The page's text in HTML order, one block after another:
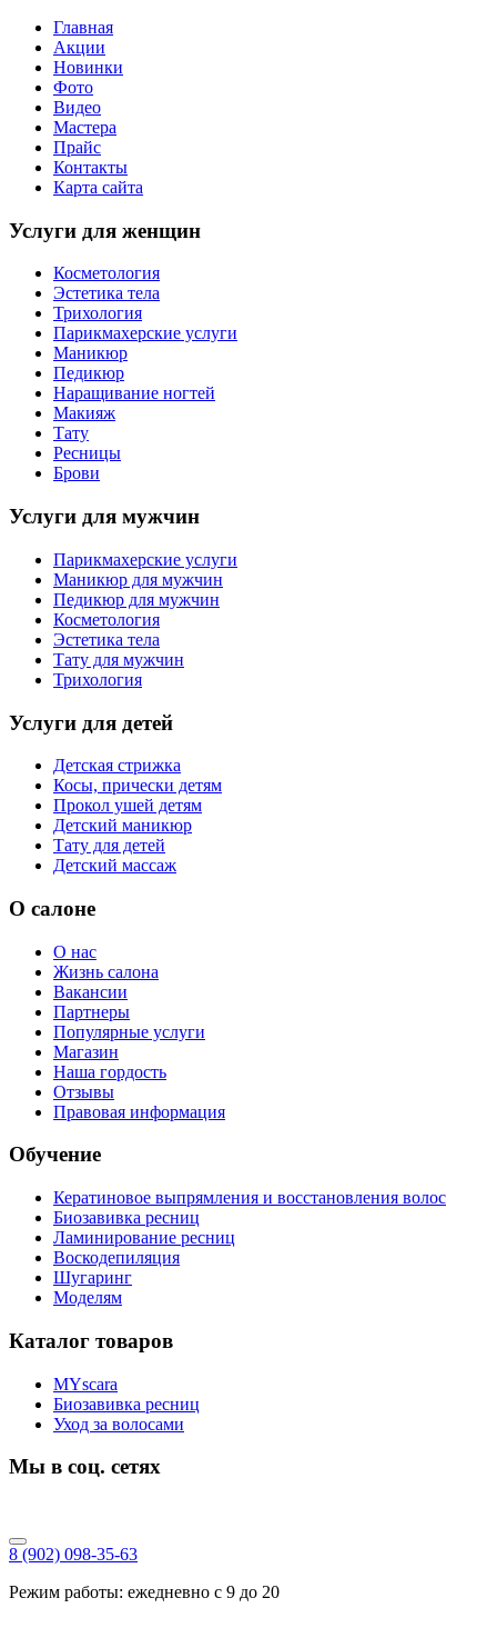
Главная
Акции
Новинки
Фото
Видео
Мастера
Прайс
Контакты
Карта сайта
Услуги для женщин
Косметология
Эстетика тела
Трихология
Парикмахерские услуги
Маникюр
Педикюр
Наращивание ногтей
Макияж
Тату
Ресницы
Брови
Услуги для мужчин
Парикмахерские услуги
Маникюр для мужчин
Педикюр для мужчин
Косметология
Эстетика тела
Тату для мужчин
Трихология
Услуги для детей
Детская стрижка
Косы, прически детям
Прокол ушей детям
Детский маникюр
Тату для детей
Детский массаж
О салоне
О нас
Жизнь салона
Вакансии
Партнеры
Популярные услуги
Магазин
Наша гордость
Отзывы
Правовая информация
Обучение
Кератиновое выпрямления и восстановления волос
Биозавивка ресниц
Ламинирование ресниц
Воскодепиляция
Шугаринг
Моделям
Каталог товаров
MYscara
Биозавивка ресниц
Уход за волосами
Мы в соц. сетях
8 (902) 098-35-63
Режим работы: ежедневно с 9 до 20